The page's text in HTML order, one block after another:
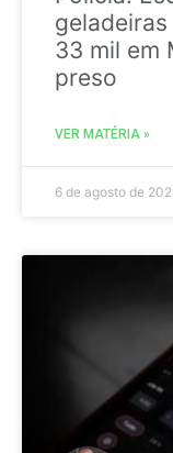
33 mil em
preso
VER MATÉRIA »
6 de agosto de